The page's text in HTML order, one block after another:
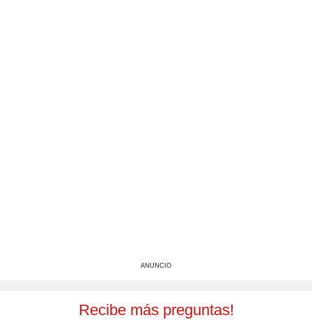
ANUNCIO
Recibe más preguntas!